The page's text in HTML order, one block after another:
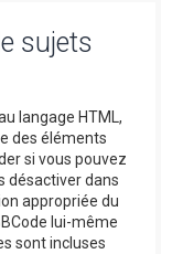
sujets
langage HTML,
des éléments
si vous pouvez
désactiver dans
appropriée du
lui-même
sont incluses